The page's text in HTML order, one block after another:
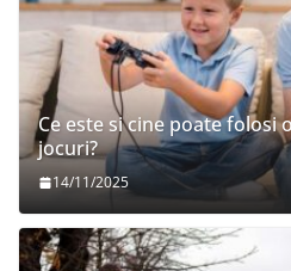
Ce este si cine poate folosi
jocuri?
14/11/2025